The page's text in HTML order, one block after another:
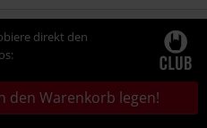
direkt den
den Warenkorb legen!